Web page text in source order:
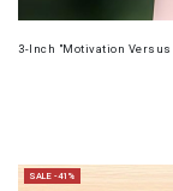
3-Inch "Motivation
SALE -41%